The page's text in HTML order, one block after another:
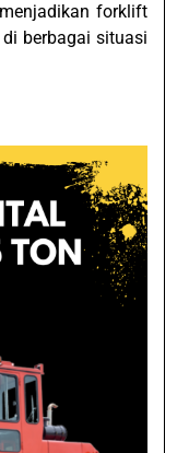
forklift
berbagai situasi